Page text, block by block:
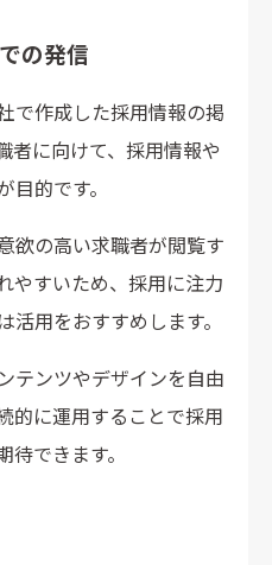
の発信
で作成した採用情報の掲
者に向けて、採用情報や
的です。
欲の高い求職者が閲覧す
やすいため、採用に注力
活用をおすすめします。
テンツやデザインを自由
的に運用することで採用
できます。